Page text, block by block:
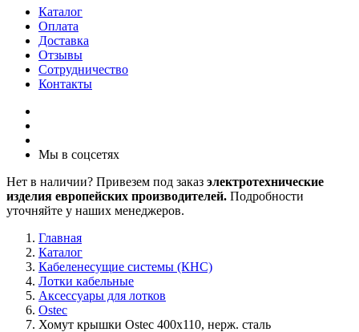
Каталог
Оплата
Доставка
Отзывы
Сотрудничество
Контакты
Мы в соцсетях
Нет в наличии? Привезем под заказ электротехнические
изделия европейских производителей. Подробности
уточняйте у наших менеджеров.
Главная
Каталог
Кабеленесущие системы (КНС)
Лотки кабельные
Аксессуары для лотков
Ostec
Хомут крышки Ostec 400х110, нерж. сталь